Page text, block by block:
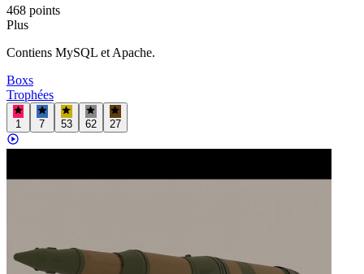
468 points
Plus
Contiens MySQL et Apache.
Boxs
Trophées
1 7 53 62 27